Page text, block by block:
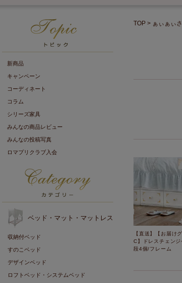
新商品
キャンペーン
コーディネート
コラム
シリーズ家具
みんなの商品レビュー
みんなの投稿写真
ロマプリクラブ入会
ベッド・マット・マットレス
収納付ベッド
すのこベッド
デザインベッド
ロフトベッド・システムベッド
TOP ぁぃぁぃ
【直送】【お届け
C】ドレスチェンジ
段4個/フレーム